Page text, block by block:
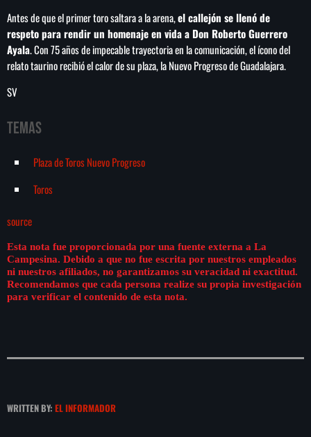
Antes de que el primer toro saltara a la arena,el callejón se llenó de
respeto para rendir un homenaje en vida a Don Roberto Guerrero
Ayala. Con 75 años de impecable trayectoria en la comunicación, el ícono del
relato taurino recibió el calor de su plaza, la Nuevo Progreso de Guadalajara.
SV
Temas
Plaza de Toros Nuevo Progreso
Toros
source
Esta nota fue proporcionada por una fuente externa a La
Campesina. Debido a que no fue escrita por nuestros empleados
ni nuestros afiliados, no garantizamos su veracidad ni exactitud.
Recomendamos que cada persona realize su propia investigación
para verificar el contenido de esta nota.
WRITTEN BY: EL INFORMADOR